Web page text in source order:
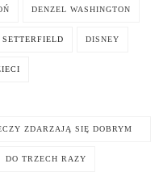
DENZEL WASHINGTON
DISNEY
ZDARZAJĄ SIĘ DOBRYM
DO TRZECH RAZY